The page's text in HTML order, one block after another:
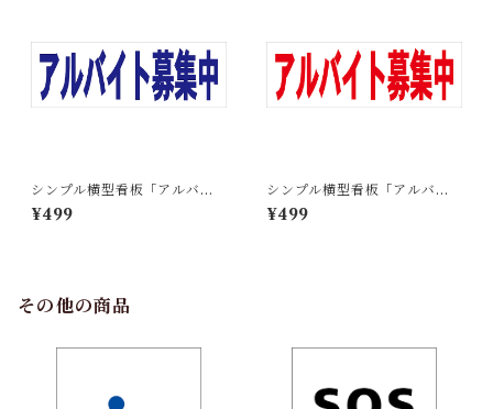
シンプル横型看板「アルバイ
ト募集中(赤)」【工場・現場】
屋外可
¥499
シンプル横型看板「アルバイ
ト募集中(青)」【工場・現場】
屋外可
¥499
その他の商品